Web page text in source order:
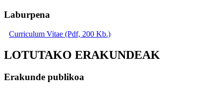
Laburpena
Curriculum Vitae (Pdf, 200 Kb.)
LOTUTAKO ERAKUNDEAK
Erakunde publikoa